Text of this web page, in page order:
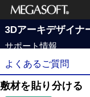
メガソフト株式
会社
3Dアーキデザイナ
サポート情報
よくあるご質問
敷材を貼り分ける